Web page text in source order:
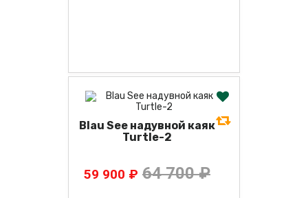
Blau See надувной каяк
Turtle-2
59 900 ₽ 64 700 ₽